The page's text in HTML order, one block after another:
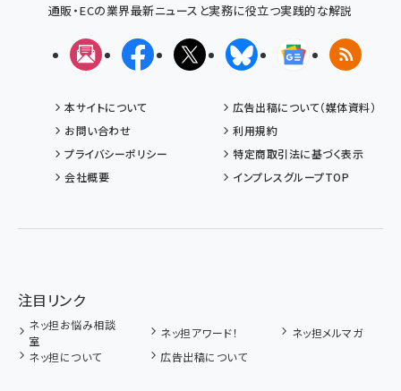
通販・ECの業界最新ニュースと実務に役立つ実践的な解説
メルマガFacebookX(エックス)BlueskyGoogleニュ
RSS
本サイトについて
広告出稿について（媒体資料）
お問い合わせ
利用規約
プライバシーポリシー
特定商取引法に基づく表示
会社概要
インプレスグループTOP
注目リンク
ネッ担お悩み相談
室
ネッ担アワード！
ネッ担メルマガ
ネッ担について
広告出稿について